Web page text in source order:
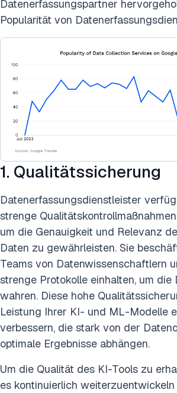
Datenerfassungspartner
Popularität von
1. Qualitätssicherung
Datenerfassungsdienstleister
strenge
um die Genauigkeit und Relevanz
Daten zu gewährleisten. Sie
Teams von Datenwissenschaftlern
strenge Protokolle einhalten, um
wahren. Diese hohe
Leistung Ihrer KI- und ML-Modelle
verbessern, die stark von der
optimale Ergebnisse abhängen.
Um die Qualität des KI-Tools zu
es kontinuierlich